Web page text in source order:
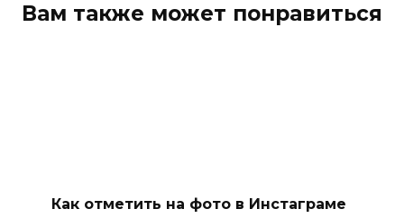
Вам также может понравиться
Как отметить на фото в Инстаграме